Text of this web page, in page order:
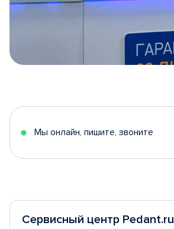
5
Мы онлайн, пишите, звоните
Сервисный центр Pedant.ru